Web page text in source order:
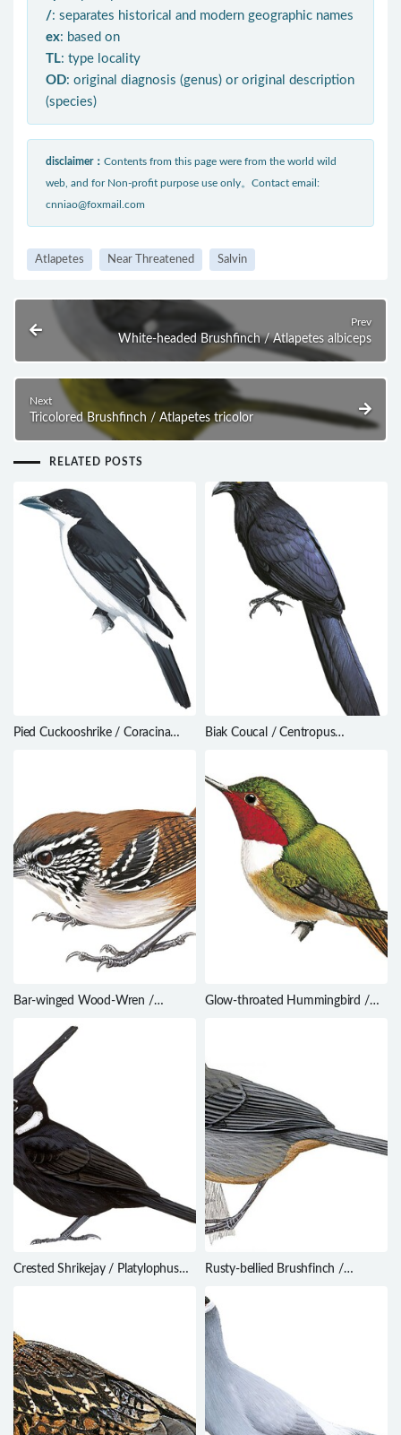
/: separates historical and modern geographic names
ex: based on
TL: type locality
OD: original diagnosis (genus) or original description
(species)
disclaimer： Contents from this page were from the world wild
web, and for Non-profit purpose use only。Contact email:
cnniao@foxmail.com
Atlapetes Near Threatened Salvin
Prev
White-headed Brushfinch / Atlapetes albiceps
Next
Tricolored Brushfinch / Atlapetes tricolor
RELATED POSTS
Pied Cuckooshrike / Coracina
Biak Coucal / Centropus
Bar-winged Wood-Wren /
Glow-throated Hummingbird /
Crested Shrikejay / Platylophus
Rusty-bellied Brushfinch /